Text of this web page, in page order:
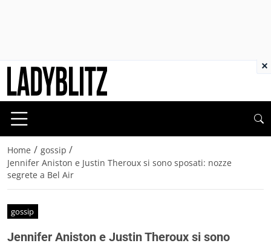
Home / gossip /
Jennifer Aniston e Justin Theroux si sono sposati: nozze
segrete a Bel Air
gossip
Jennifer Aniston e Justin Theroux si sono
×